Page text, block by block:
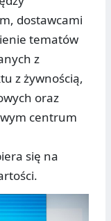
dostawcami
tematów
z
z żywnością,
oraz
centrum
się na